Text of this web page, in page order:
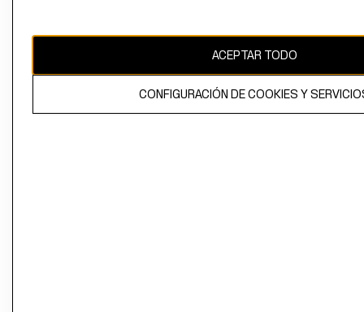
propiedad de H&M Hennes & Mauritz AB
ACEPTAR TODO
CONFIGURACIÓN DE COOKIES Y